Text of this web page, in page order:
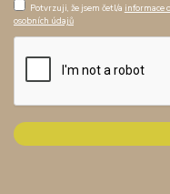
Potvrzuji, že jsem četl/a informace
osobních údajů